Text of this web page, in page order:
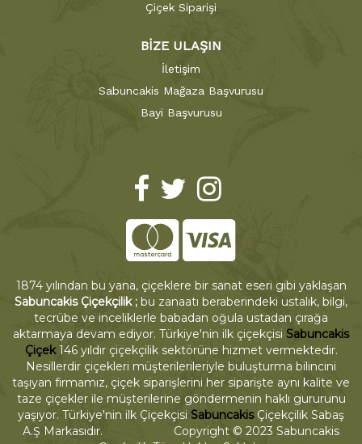
Çiçek Siparişi
BİZE ULAŞIN
İletişim
Sabuncakis Mağaza Başvurusu
Bayi Başvurusu
1874 yılından bu yana, çiçeklere bir sanat eseri gibi yaklaşan
Sabuncakis Çiçekçilik ; bu zanaatı beraberindeki ustalık, bilgi,
tecrübe ve inceliklerle babadan oğula ustadan çırağa
aktarmaya devam ediyor. Türkiye'nin ilk çiçekçisi Sabuncakis
Çiçek146 yıldır çiçekçilik sektörüne hizmet vermektedir.
Nesillerdir çiçekleri müşterilerileriyle buluşturma bilincini
taşıyan firmamız, çiçek siparişlerini her siparişte aynı kalite ve
taze çiçekler ile müşterilerine göndermenin haklı gururunu
yaşıyor. Türkiye'nin ilk Çiçekçisi SabuncakisÇiçekçilik Sabaş
A.Ş Markasıdır. Copyright © 2023 Sabuncakis